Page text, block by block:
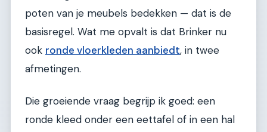
poten van je meubels bedekken — dat is de
basisregel. Wat me opvalt is dat Brinker nu
ook ronde vloerkleden aanbiedt, in twee
afmetingen.
Die groeiende vraag begrijp ik goed: een
ronde kleed onder een eettafel of in een hal